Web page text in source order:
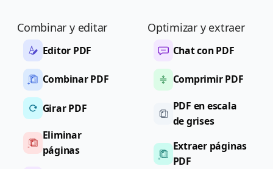
Combinar y editar
Editor PDF
Combinar PDF
Girar PDF
Eliminar
páginas
Optimizar y extraer
Chat con PDF
Comprimir PDF
PDF en escala
de grises
Extraer páginas
PDF